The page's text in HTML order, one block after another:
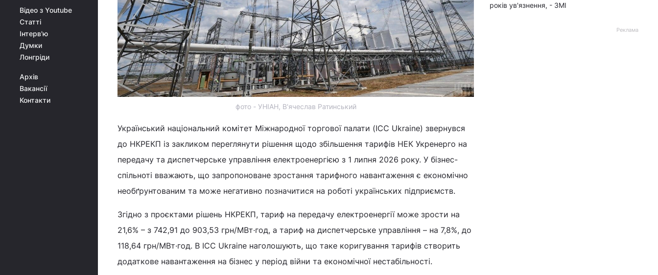
Відео з Youtube
Статті
Інтерв'ю
Думки
Лонгріди
Архів
Вакансії
Контакти
фото - УНІАН, В'ячеслав Ратинський
Український національний комітет Міжнародної торгової палати (ICC Ukraine) звернувся
до НКРЕКП із закликом переглянути рішення щодо збільшення тарифів НЕК Укренерго на
передачу та диспетчерське управління електроенергією з 1 липня 2026 року. У бізнес-
спільноті вважають, що запропоноване зростання тарифного навантаження є економічно
необґрунтованим та може негативно позначитися на роботі українських підприємств.
Згідно з проєктами рішень НКРЕКП, тариф на передачу електроенергії може зрости на
21,6% – з 742,91 до 903,53 грн/МВт·год, а тариф на диспетчерське управління – на 7,8%, до
118,64 грн/МВт·год. В ICC Ukraine наголошують, що таке коригування тарифів створить
додаткове навантаження на бізнес у період війни та економічної нестабільності.
років ув'язнення, - ЗМІ
Реклама